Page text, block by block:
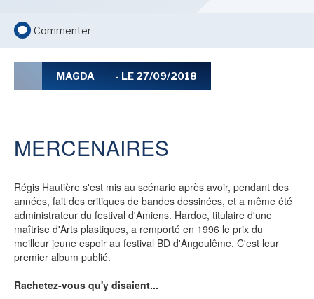
LE MOT DES ÉDITIONS ACTUSF
BD JEUNESSE
Commenter
MAGDA - LE 27/09/2018
MERCENAIRES
Régis Hautière s'est mis au scénario après avoir, pendant des
années, fait des critiques de bandes dessinées, et a même été
administrateur du festival d'Amiens. Hardoc, titulaire d'une
maîtrise d'Arts plastiques, a remporté en 1996 le prix du
meilleur jeune espoir au festival BD d'Angoulême. C'est leur
premier album publié.
Rachetez-vous qu'y disaient...